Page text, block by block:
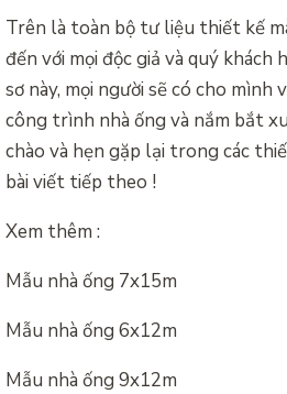
Trên là toàn bộ tư liệu thiết kế
đến với mọi độc giả và quý khách
sơ này, mọi người sẽ có cho mình
công trình nhà ống và nắm bắt
chào và hẹn gặp lại trong các
bài viết tiếp theo !
Xem thêm :
Mẫu nhà ống 7x15m
Mẫu nhà ống 6x12m
Mẫu nhà ống 9x12m